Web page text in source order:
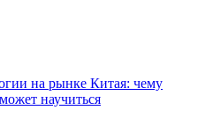
на рынке Китая: чему
научиться